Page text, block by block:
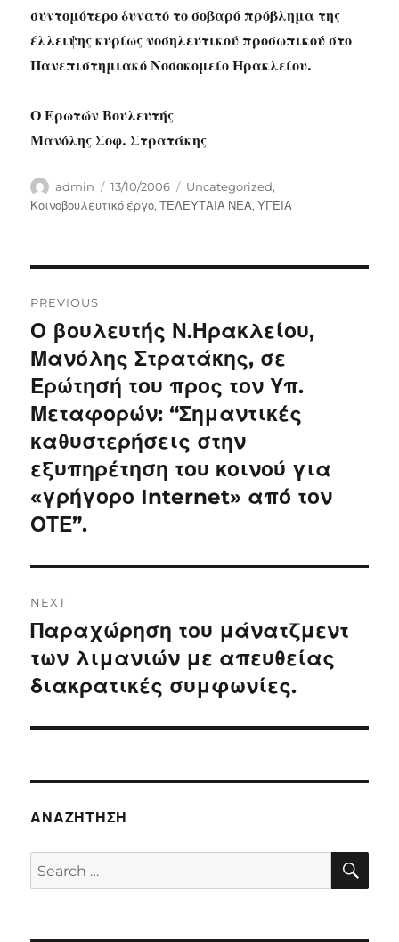
συντομότερο δυνατό το σοβαρό πρόβλημα της
έλλειψης κυρίως νοσηλευτικού προσωπικού στο
Πανεπιστημιακό Νοσοκομείο Ηρακλείου.
Ο Ερωτών Βουλευτής
Μανόλης Σοφ. Στρατάκης
Author
admin
Posted
on
13/10/2006 Categories
Uncategorized,
Κοινοβουλευτικό έργο,ΤΕΛΕΥΤΑΙΑ ΝΕΑ,ΥΓΕΙΑ
navigation
PREVIOUS
Previous
post:
Ο βουλευτής Ν.Ηρακλείου,
Μανόλης Στρατάκης, σε
Ερώτησή του προς τον Υπ.
Μεταφορών: “Σημαντικές
καθυστερήσεις στην
εξυπηρέτηση του κοινού για
«γρήγορο Internet» από τον
ΟΤΕ”.
NEXT
Next
post:
Παραχώρηση του μάνατζμεντ
των λιμανιών με απευθείας
διακρατικές συμφωνίες.
ΑΝΑΖΉΤΗΣΗ
Search
for: